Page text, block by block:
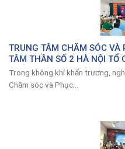
TRUNG TÂM CHĂM SÓC VÀ
TÂM THẦN SỐ 2 HÀ NỘI TỔ
QUẢ THỰC HIỆN NHIỆM VỤ
PHƯƠNG HƯỚNG NHIỆM VỤ
Trong không khí khẩn trương,
Chăm sóc và Phục...